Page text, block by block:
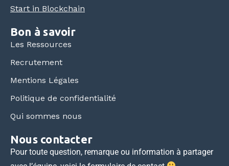
Start in Blockchain
Bon à savoir
Les Ressources
Recrutement
Mentions Légales
Politique de confidentialité
Qui sommes nous
Nous contacter
Pour toute question, remarque ou information à partager